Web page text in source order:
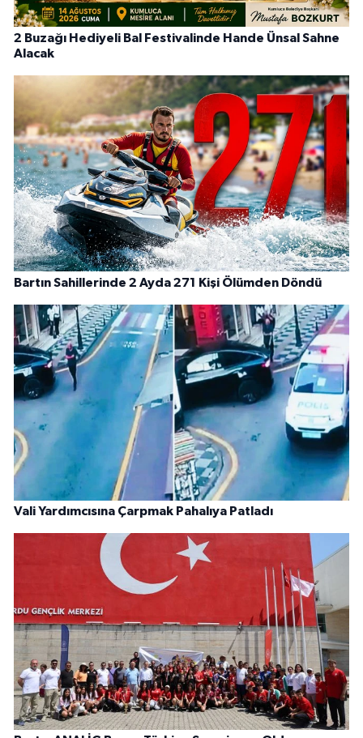
2 Buzağı Hediyeli Bal Festivalinde Hande Ünsal Sahne
Alacak
Bartın Sahillerinde 2 Ayda 271 Kişi Ölümden Döndü
Vali Yardımcısına Çarpmak Pahalıya Patladı